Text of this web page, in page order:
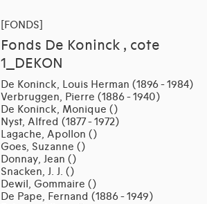
[FONDS]
Fonds De Koninck , cote
1_DEKON
De Koninck, Louis Herman (1896 - 1984)
Verbruggen, Pierre (1886 - 1940)
De Koninck, Monique ()
Nyst, Alfred (1877 - 1972)
Lagache, Apollon ()
Goes, Suzanne ()
Donnay, Jean ()
Snacken, J. J. ()
Dewil, Gommaire ()
De Pape, Fernand (1886 - 1949)